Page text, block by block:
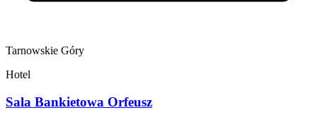
Tarnowskie Góry
Hotel
Sala Bankietowa Orfeusz